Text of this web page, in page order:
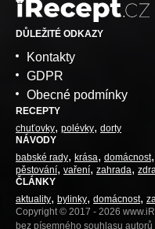
DŮLEŽITÉ ODKAZY
Kontakty
GDPR
Obecné podmínky
RECEPTY
chuťovky polévky dorty
NÁVODY
babské rady krása domácnost
pěstování vaření zahrada
ČLÁNKY
aktuality bylinky domácnost
Copyright © 2017 - 2026
bez písemného souhlasu autorů